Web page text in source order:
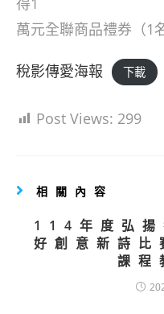
萬元全聯商品禮券（1
稅影傳愛海報 下載
Post Views: 299
相關內容
114年度弘揚
好創意新詩比
課程